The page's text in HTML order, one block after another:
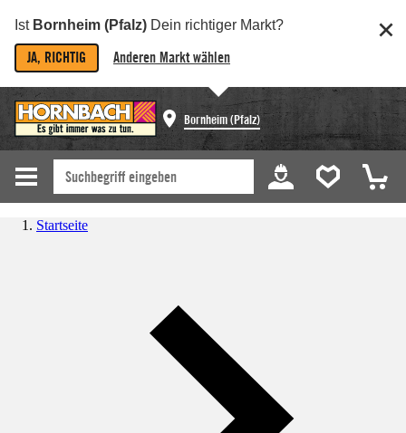
Ist Bornheim (Pfalz) Dein richtiger Markt?
JA, RICHTIG Anderen Markt wählen
Bornheim (Pfalz)
Startseite